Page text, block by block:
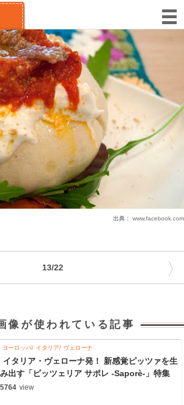
出典： www.facebook.com
13/22 〉
像が使われている記事
ヨーロッパ イタリア ヴェローナ
イタリア・ヴェローナ発！ 新感覚ピッツァを生
み出す「ピッツェリア サポレ -Saporè-」特集
5764 view